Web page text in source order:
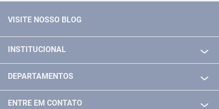
VISITE NOSSO BLOG
INSTITUCIONAL
POLITICA DE TROCA E DEVOLUÇÃO
DEPARTAMENTOS
ENTRE EM CONTATO